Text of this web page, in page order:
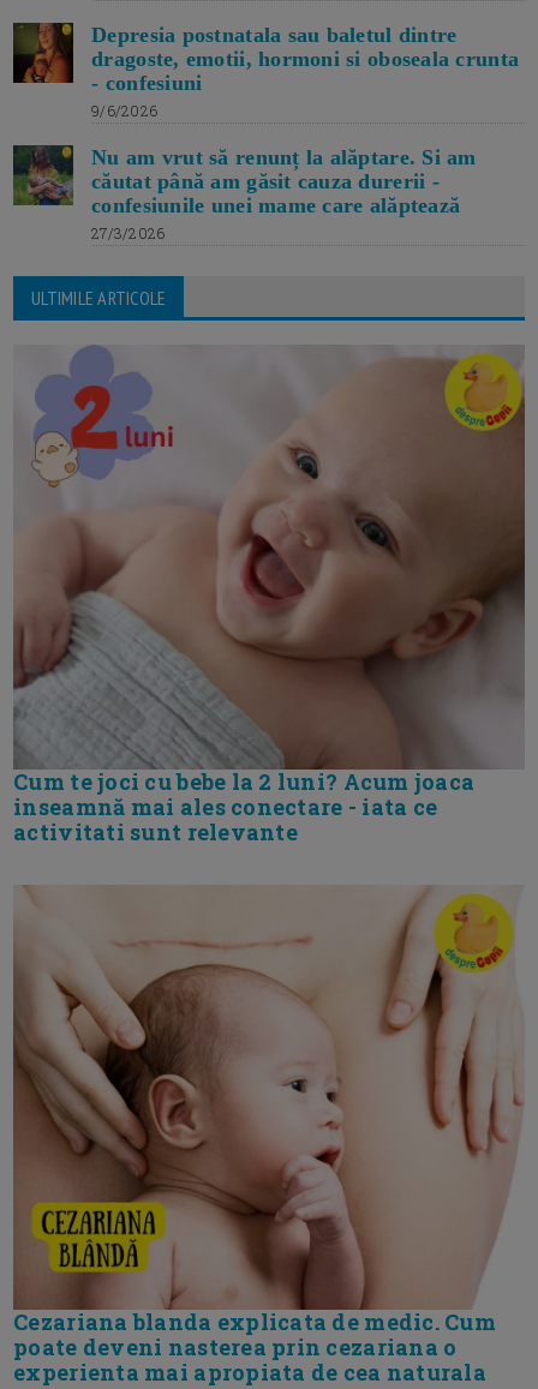
Depresia postnatala sau baletul dintre
dragoste, emotii, hormoni si oboseala crunta
- confesiuni
9/6/2026
Nu am vrut să renunț la alăptare. Si am
căutat până am găsit cauza durerii -
confesiunile unei mame care alăptează
27/3/2026
ULTIMILE ARTICOLE
Cum te joci cu bebe la 2 luni? Acum joaca
inseamnă mai ales conectare - iata ce
activitati sunt relevante
Cezariana blanda explicata de medic. Cum
poate deveni nasterea prin cezariana o
experienta mai apropiata de cea naturala